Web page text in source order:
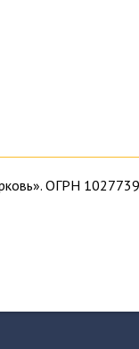
ОГРН
Христе. Для тех,